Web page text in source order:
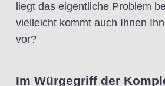
liegt das eigentliche Problem
vielleicht kommt auch Ihnen
vor?
Im Würgegriff der